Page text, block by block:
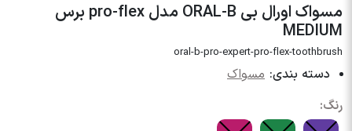
مسواک اورال بی ORAL-B مدل pro-flex برس
MEDIUM
oral-b-pro-expert-pro-flex-toothbrush
دسته بندی: مسواک
رنگ: